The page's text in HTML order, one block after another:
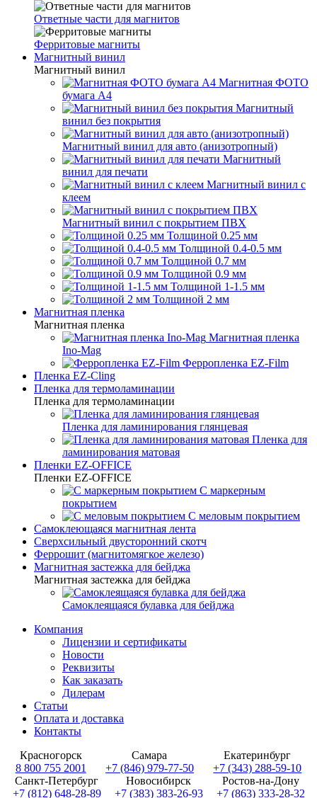
Ответные части для магнитов
Ферритовые магниты
Магнитный винил
Магнитный винил
Магнитная ФОТО
бумага А4
Магнитный
винил без покрытия
Магнитный винил для авто (анизотропный)
Магнитный
винил для печати
Магнитный винил с
клеем
Магнитный винил с покрытием ПВХ
Толщиной 0.25 мм
Толщиной 0.4-0.5 мм
Толщиной 0.7 мм
Толщиной 0.9 мм
Толщиной 1-1.5 мм
Толщиной 2 мм
Магнитная пленка
Магнитная пленка
Магнитная пленка
Ino-Mag
Ферропленка EZ-Film
Пленка EZ-Cling
Пленка для термоламинации
Пленка для термоламинации
Пленка для ламинирования глянцевая
Пленка для
ламинирования матовая
Пленки EZ-OFFICE
Пленки EZ-OFFICE
С маркерным
покрытием
С меловым покрытием
Самоклеющаяся магнитная лента
Сверхсильный двусторонний скотч
Феррошит (магнитомягкое железо)
Магнитная застежка для бейджа
Магнитная застежка для бейджа
Самоклеящаяся булавка для бейджа
Компания
Лицензии и сертификаты
Новости
Реквизиты
Как заказать
Дилерам
Статьи
Оплата и доставка
Контакты
Красногорск
8 800 755 2001
Самара
+7 (846) 979-77-50
Екатеринбург
+7 (343) 288-59-10
Санкт-Петербург
+7 (812) 648-28-89
Новосибирск
+7 (383) 383-26-93
Ростов-на-Дону
+7 (863) 333-28-32